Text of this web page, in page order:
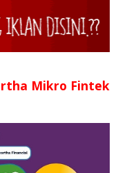
Mikro Fintek